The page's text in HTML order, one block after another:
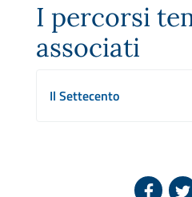
I percorsi
associati
Il Settecento